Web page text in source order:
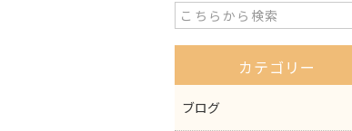
カテゴリー
ブログ